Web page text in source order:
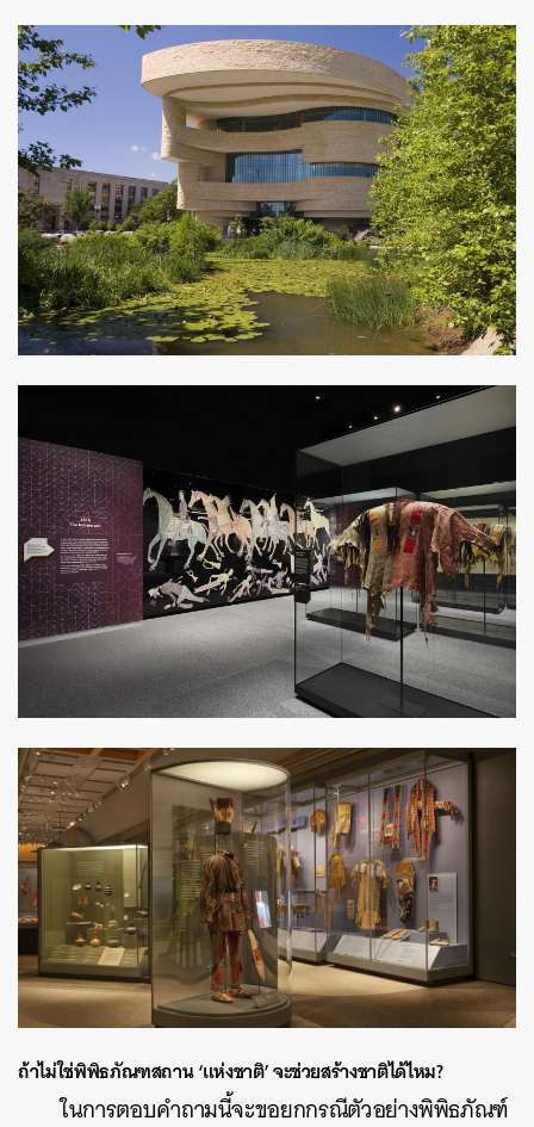
ถ้าไม่ใช่พิพิธภัณฑสถาน ‘แห่งชาติ’ จะช่วยสร้างชาติได้ไหม?
ในการตอบคำถามนี้จะขอยกกรณีตัวอย่างพิพิธภัณฑ์